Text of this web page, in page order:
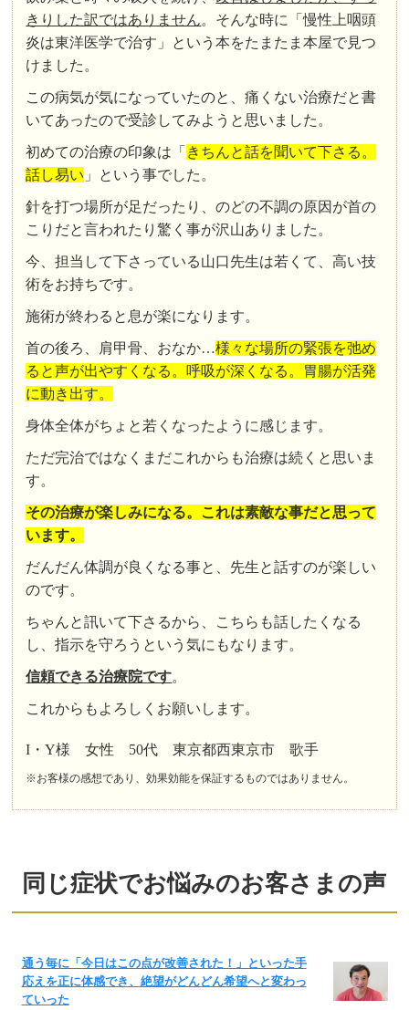
きりした訳ではありません。そんな時に「慢性上咽頭
炎は東洋医学で治す」という本をたまたま本屋で見つ
けました。
この病気が気になっていたのと、痛くない治療だと書
いてあったので受診してみようと思いました。
初めての治療の印象は「 きちんと話を聞いて下さる。
話し易い 」という事でした。
針を打つ場所が足だったり、のどの不調の原因が首の
こりだと言われたり驚く事が沢山ありました。
今、担当して下さっている山口先生は若くて、高い技
術をお持ちです。
施術が終わると息が楽になります。
首の後ろ、肩甲骨、おなか…様々な場所の緊張を弛め
ると声が出やすくなる。呼吸が深くなる。胃腸が活発
に動き出す。
身体全体がちょと若くなったように感じます。
ただ完治ではなくまだこれからも治療は続くと思いま
す。
その治療が楽しみになる。これは素敵な事だと思って
います。
だんだん体調が良くなる事と、先生と話すのが楽しい
のです。
ちゃんと訊いて下さるから、こちらも話したくなる
し、指示を守ろうという気にもなります。
信頼できる治療院です。
これからもよろしくお願いします。
I・Y様 女性 50代 東京都西東京市 歌手
※お客様の感想であり、効果効能を保証するものではありません。
同じ症状でお悩みのお客さまの声
通う毎に「今日はこの点が改善された！」といった手
応えを正に体感でき、絶望がどんどん希望へと変わっ
ていった